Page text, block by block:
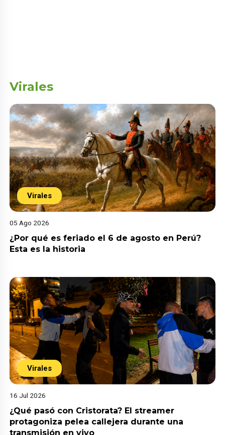
Virales
Virales
05 Ago 2026
¿Por qué es feriado el 6 de agosto en Perú?
Esta es la historia
Virales
16 Jul 2026
¿Qué pasó con Cristorata? El streamer
protagoniza pelea callejera durante una
transmisión en vivo